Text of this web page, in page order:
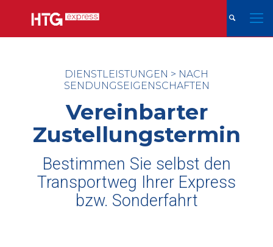
DIENSTLEISTUNGEN > NACH
SENDUNGSEIGENSCHAFTEN
Vereinbarter
Zustellungstermin
Bestimmen Sie selbst den
Transportweg Ihrer Express
bzw. Sonderfahrt